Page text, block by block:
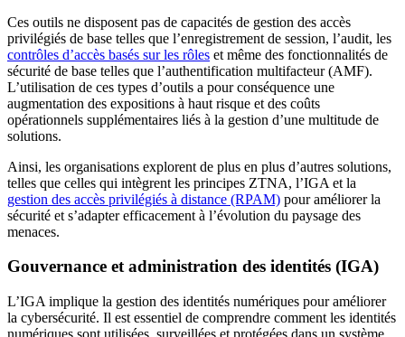
Ces outils ne disposent pas de capacités de gestion des accès
privilégiés de base telles que l’enregistrement de session, l’audit, les
contrôles d’accès basés sur les rôles et même des fonctionnalités de
sécurité de base telles que l’authentification multifacteur (AMF).
L’utilisation de ces types d’outils a pour conséquence une
augmentation des expositions à haut risque et des coûts
opérationnels supplémentaires liés à la gestion d’une multitude de
solutions.
Ainsi, les organisations explorent de plus en plus d’autres solutions,
telles que celles qui intègrent les principes ZTNA, l’IGA et la
gestion des accès privilégiés à distance (RPAM) pour améliorer la
sécurité et s’adapter efficacement à l’évolution du paysage des
menaces.
Gouvernance et administration des identités (IGA)
L’IGA implique la gestion des identités numériques pour améliorer
la cybersécurité. Il est essentiel de comprendre comment les identités